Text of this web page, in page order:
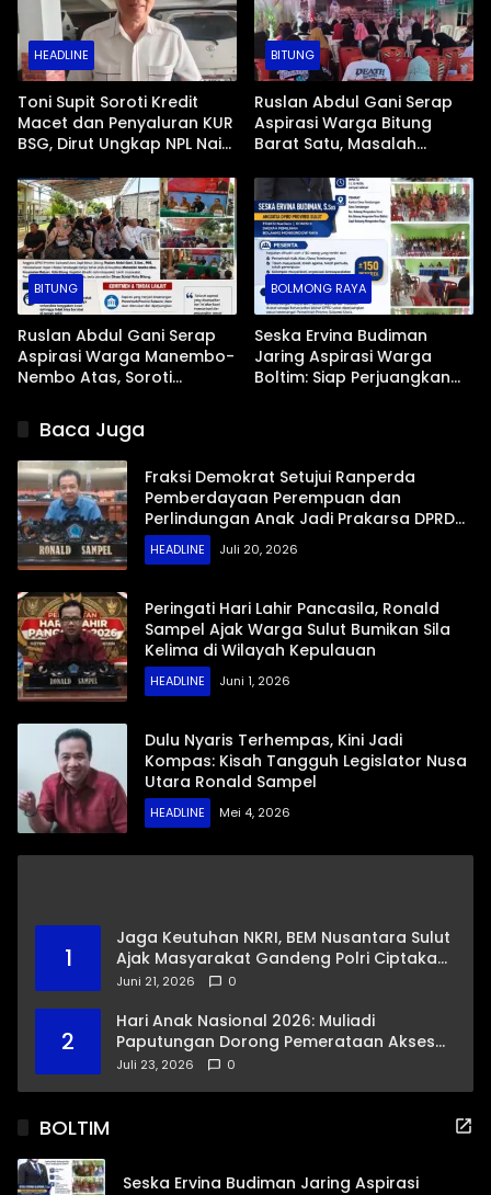
HEADLINE
Toni Supit Soroti Kredit
Macet dan Penyaluran KUR
BSG, Dirut Ungkap NPL Naik
BITUNG
Ruslan Abdul Gani Serap
Aspirasi Warga Bitung
Barat Satu, Masalah
Jadi Prioritas
BITUNG
Ruslan Abdul Gani Serap
Aspirasi Warga Manembo-
Nembo Atas, Soroti
Usulan Pemekaran
Kelurahan
BOLMONG RAYA
Seska Ervina Budiman
Jaring Aspirasi Warga
Boltim: Siap Perjuangkan
Baca Juga
Fraksi Demokrat Setujui Ranperda
Pemberdayaan Perempuan dan
Perlindungan Anak Jadi Prakarsa DPRD
Sulut
HEADLINE Juli 20, 2026
Peringati Hari Lahir Pancasila, Ronald
Sampel Ajak Warga Sulut Bumikan Sila
Kelima di Wilayah Kepulauan
HEADLINE Juni 1, 2026
Dulu Nyaris Terhempas, Kini Jadi
Kompas: Kisah Tangguh Legislator Nusa
Utara Ronald Sampel
HEADLINE Mei 4, 2026
1
Jaga Keutuhan NKRI, BEM Nusantara Sulut
Ajak Masyarakat Gandeng Polri Ciptakan
Kamtibmas Kondusif
Juni 21, 2026 0
2
Hari Anak Nasional 2026: Muliadi
Paputungan Dorong Pemerataan Akses
Pendidikan dan Proteksi Digital Anak Sulut
Juli 23, 2026 0
BOLTIM
Seska Ervina Budiman Jaring Aspirasi